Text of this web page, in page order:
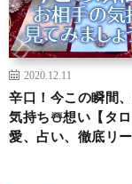
2020.12.11
辛口！今この瞬間
気持ち☃️想い【タ
愛、占い、徹底リ